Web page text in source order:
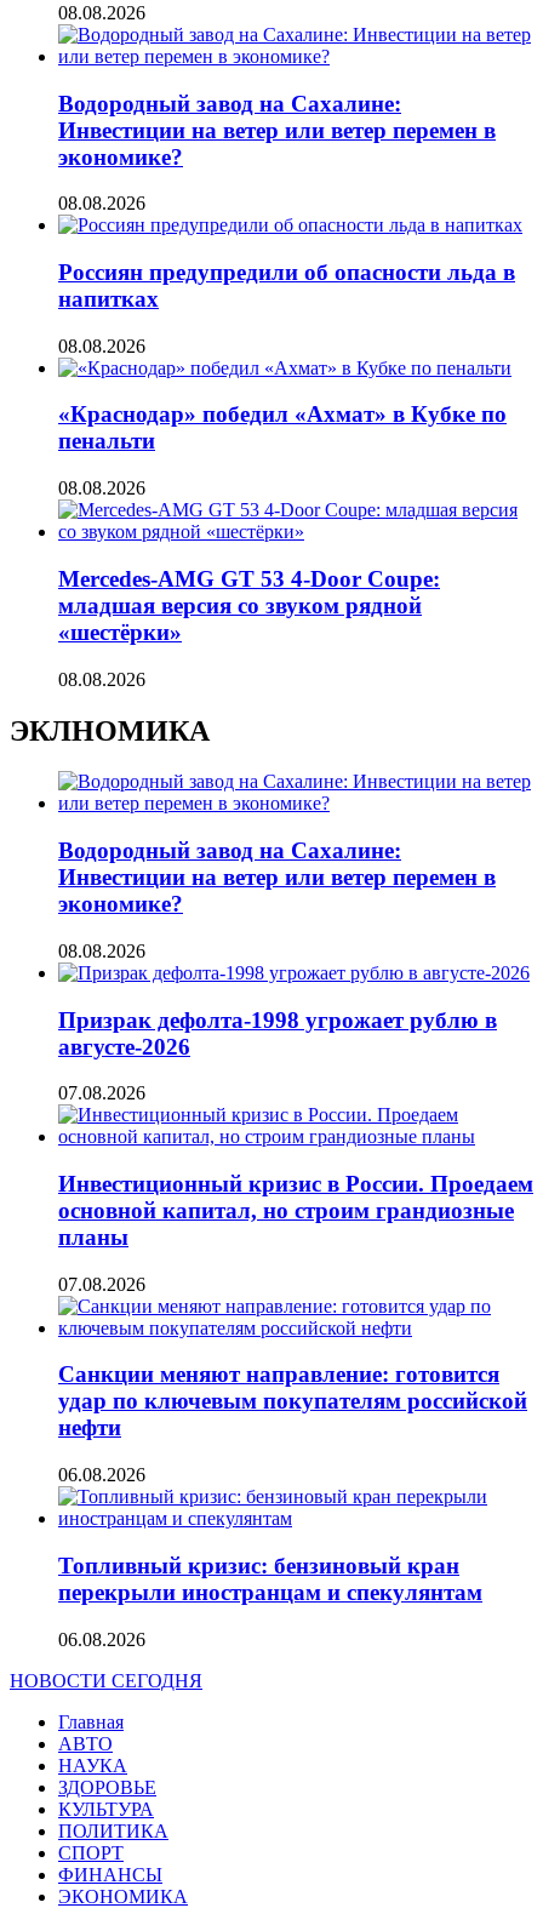
08.08.2026
Водородный завод на Сахалине:
Инвестиции на ветер или ветер перемен в
экономике?
08.08.2026
Россиян предупредили об опасности льда в
напитках
08.08.2026
«Краснодар» победил «Ахмат» в Кубке по
пенальти
08.08.2026
Mercedes-AMG GT 53 4-Door Coupe:
младшая версия со звуком рядной
«шестёрки»
08.08.2026
ЭКЛНОМИКА
Водородный завод на Сахалине:
Инвестиции на ветер или ветер перемен в
экономике?
08.08.2026
Призрак дефолта-1998 угрожает рублю в
августе-2026
07.08.2026
Инвестиционный кризис в России. Проедаем
основной капитал, но строим грандиозные
планы
07.08.2026
Санкции меняют направление: готовится
удар по ключевым покупателям российской
нефти
06.08.2026
Топливный кризис: бензиновый кран
перекрыли иностранцам и спекулянтам
06.08.2026
НОВОСТИ СЕГОДНЯ
Главная
АВТО
НАУКА
ЗДОРОВЬЕ
КУЛЬТУРА
ПОЛИТИКА
СПОРТ
ФИНАНСЫ
ЭКОНОМИКА